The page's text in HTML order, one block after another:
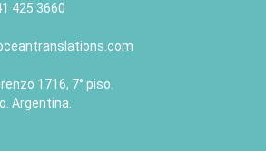
425 3660
1716, 7° piso.
Argentina.